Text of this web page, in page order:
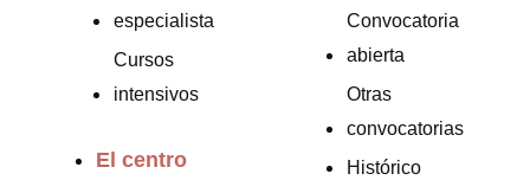
especialista
Cursos
intensivos
El centro
Convocatoria
abierta
Otras
convocatorias
Histórico